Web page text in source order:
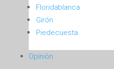
Floridablanca
Girón
Piedecuesta
Opinión